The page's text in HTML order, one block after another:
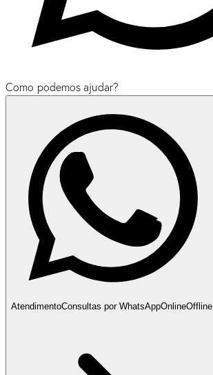
Como podemos ajudar?
AtendimentoConsultas por WhatsAppOnlineOffline